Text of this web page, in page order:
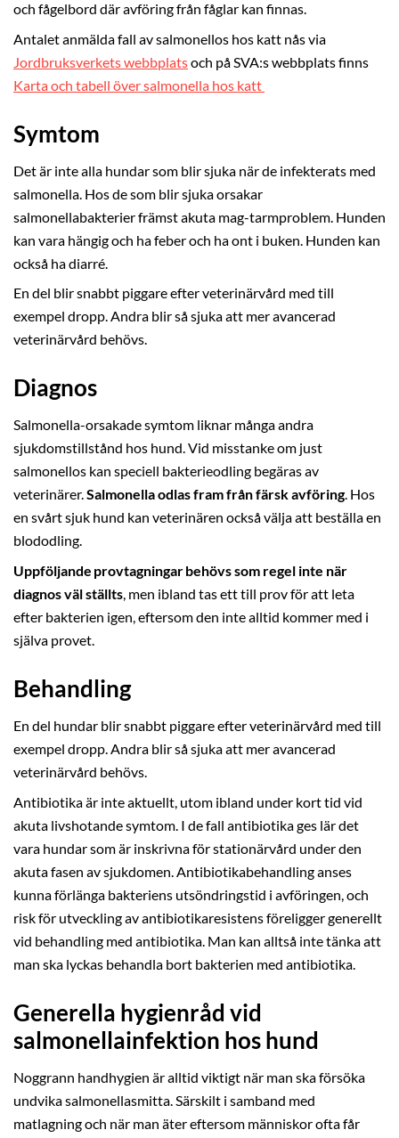
och fågelbord där avföring från fåglar kan finnas.
Antalet anmälda fall av salmonellos hos katt nås via
Jordbruksverkets webbplatsoch på SVA:s webbplats finns
Karta och tabell över salmonella hos katt
Symtom
Det är inte alla hundar som blir sjuka när de infekterats med
salmonella. Hos de som blir sjuka orsakar
salmonellabakterier främst akuta mag-tarmproblem. Hunden
kan vara hängig och ha feber och ha ont i buken. Hunden kan
också ha diarré.
En del blir snabbt piggare efter veterinärvård med till
exempel dropp. Andra blir så sjuka att mer avancerad
veterinärvård behövs.
Diagnos
Salmonella-orsakade symtom liknar många andra
sjukdomstillstånd hos hund. Vid misstanke om just
salmonellos kan speciell bakterieodling begäras av
veterinärer.Salmonella odlas fram från färsk avföring. Hos
en svårt sjuk hund kan veterinären också välja att beställa en
blododling.
Uppföljande provtagningar behövs som regel inte när
diagnos väl ställts, men ibland tas ett till prov för att leta
efter bakterien igen, eftersom den inte alltid kommer med i
själva provet.
Behandling
En del hundar blir snabbt piggare efter veterinärvård med till
exempel dropp. Andra blir så sjuka att mer avancerad
veterinärvård behövs.
Antibiotika är inte aktuellt, utom ibland under kort tid vid
akuta livshotande symtom. I de fall antibiotika ges lär det
vara hundar som är inskrivna för stationärvård under den
akuta fasen av sjukdomen. Antibiotikabehandling anses
kunna förlänga bakteriens utsöndringstid i avföringen, och
risk för utveckling av antibiotikaresistens föreligger generellt
vid behandling med antibiotika. Man kan alltså inte tänka att
man ska lyckas behandla bort bakterien med antibiotika.
Generella hygienråd vid
salmonellainfektion hos hund
Noggrann handhygien är alltid viktigt när man ska försöka
undvika salmonellasmitta. Särskilt i samband med
matlagning och när man äter eftersom människor ofta får